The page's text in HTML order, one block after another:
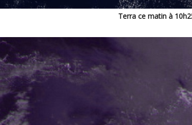
Terra ce matin à